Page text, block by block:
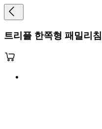
트리플 한쪽형 패밀리